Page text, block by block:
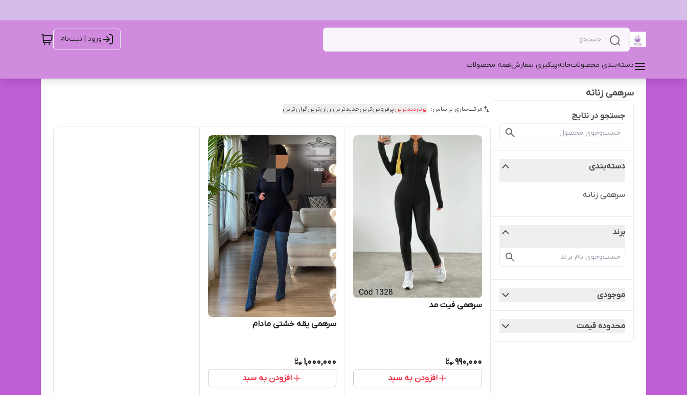
ورود | ثبت‌نام
دسته‌بندی محصولاتخانهپیگیری سفارشهمه محصولات
سرهمی زنانه ‌
جستجو در نتایج
دسته‌بندی
سرهمی زنانه ‌
برند
موجودی
محدوده قیمت
مرتب‌سازی براساس: پربازدیدترینپرفروش‌ترینجدیدترینارزان‌ترینگران‌ترین
سرهمی فیت مد
990,000
افزودن به سبد
سرهمی یقه خشتی مادام
1,000,000
افزودن به سبد